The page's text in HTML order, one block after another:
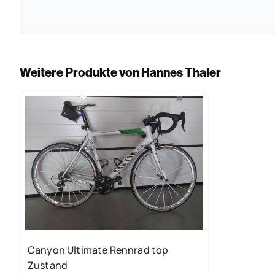
Weitere Produkte von Hannes Thaler
Canyon Ultimate Rennrad top
Zustand